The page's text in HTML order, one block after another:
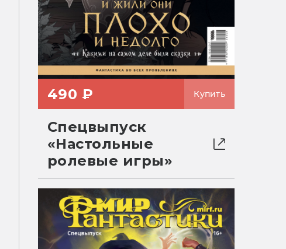
490 ₽ Купить
Спецвыпуск
«Настольные
ролевые игры»